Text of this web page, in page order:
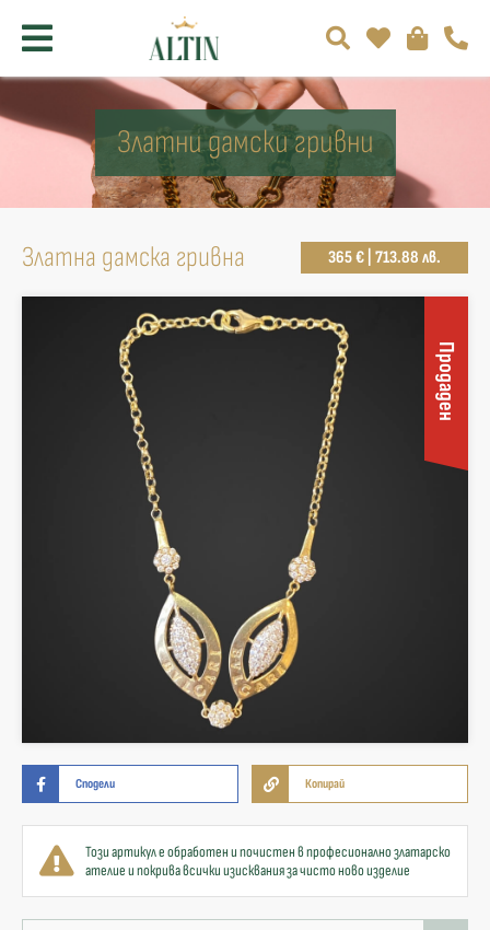
Златни дамски гривни
Златна дамска гривна 365 € | 713.88 лв.
Продаден
Сподели Копирай
Този артикул е обработен и почистен в професионално златарско
ателие и покрива всички изисквания за чисто ново изделие